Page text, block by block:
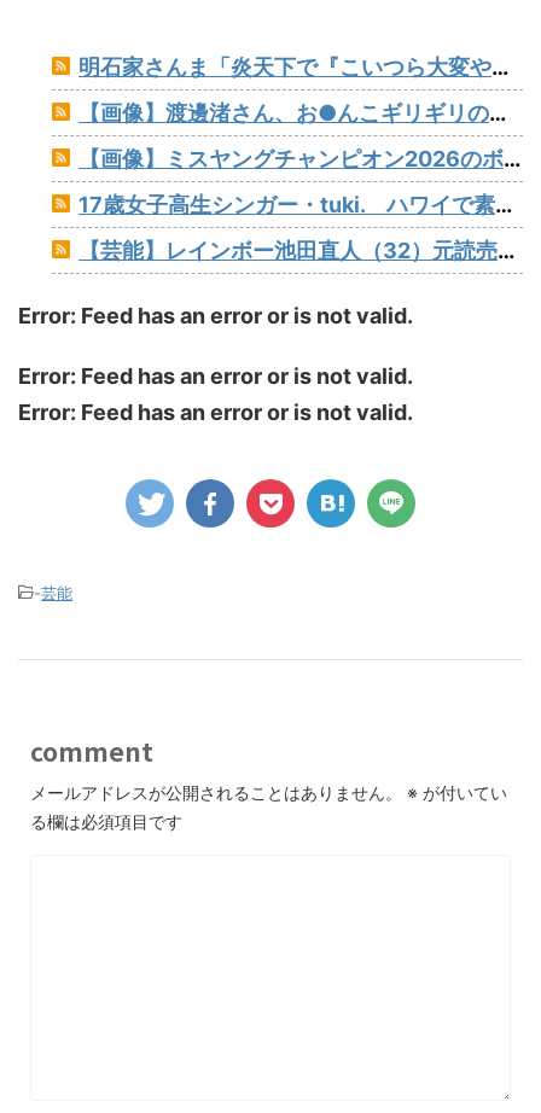
明石家さんま「炎天下で『こいつら大変やなぁ』というのが高校野球の良さ。暑さ対策はいらない」
【画像】渡邊渚さん、お●んこギリギリの水着着ててワロタ
【画像】ミスヤングチャンピオン2026のボーイッシュお胸www
17歳女子高生シンガー・tuki. ハワイで素顔以外ほぼ全部出し 「隠しきれない美貌」とSNSざわつく
【芸能】レインボー池田直人（32）元読売テレビ・佐藤佳奈アナが結婚
Error: Feed has an error or is not valid.
Error: Feed has an error or is not valid.
Error: Feed has an error or is not valid.
-芸能
comment
メールアドレスが公開されることはありません。 ※ が付いてい
る欄は必須項目です